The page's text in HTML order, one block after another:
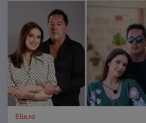
Elle.ro